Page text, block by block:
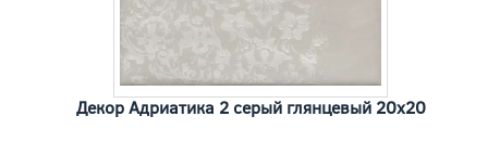
Декор Адриатика 2 серый глянцевый 20x20